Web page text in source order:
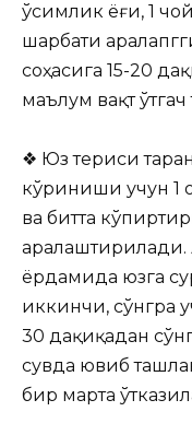
ўсимлик ёғи, 1
шарбати
соҳасига 15-20
маълум вақт
❖ Юз териси
кўриниши учун 1
ва битта
аралаштирилади.
ёрдамида юзга
иккинчи, сўнгра
30 дақиқадан
сувда ювиб
бир марта